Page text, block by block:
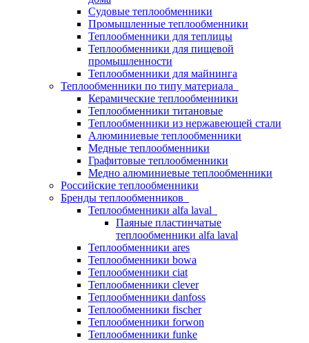
Судовые теплообменники
Промышленные теплообменники
Теплообменники для теплицы
Теплообменники для пищевой
промышленности
Теплообменники для майнинга
Теплообменники по типу материала
Керамические теплообменники
Теплообменники титановые
Теплообменники из нержавеющей стали
Алюминиевые теплообменники
Медные теплообменники
Графитовые теплообменники
Медно алюминиевые теплообменники
Российские теплообменники
Бренды теплообменников
Теплообменники alfa laval
Паяные пластинчатые
теплообменники alfa laval
Теплообменники ares
Теплообменники bowa
Теплообменники ciat
Теплообменники clever
Теплообменники danfoss
Теплообменники fischer
Теплообменники forwon
Теплообменники funke